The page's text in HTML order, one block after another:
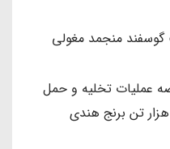
تن گوشت گوسفند منجمد مغولی
عملیات تخلیه و حمل